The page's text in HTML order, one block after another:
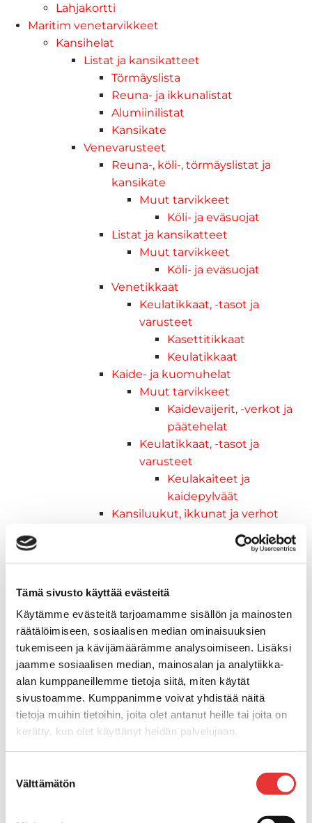
Tämä sivusto käyttää evästeitä
Käytämme evästeitä tarjoamamme sisällön ja mainosten
räätälöimiseen, sosiaalisen median ominaisuuksien
tukemiseen ja kävijämäärämme analysoimiseen. Lisäksi
jaamme sosiaalisen median, mainosalan ja analytiikka-
alan kumppaneillemme tietoja siitä, miten käytät
sivustoamme. Kumppanimme voivat yhdistää näitä
tietoja muihin tietoihin, joita olet antanut heille tai joita on
kerätty, kun olet käyttänyt heidän palvelujaan.
valinta
Välttämätön
Lahjakortti
Maritim venetarvikkeet
Kansihelat
Listat ja kansikatteet
Törmäyslista
Reuna- ja ikkunalistat
Alumiinilistat
Kansikate
Venevarusteet
Reuna-, köli-, törmäyslistat ja
kansikate
Muut tarvikkeet
Köli- ja eväsuojat
Listat ja kansikatteet
Muut tarvikkeet
Köli- ja eväsuojat
Venetikkaat
Keulatikkaat, -tasot ja
varusteet
Kasettitikkaat
Keulatikkaat
Kaide- ja kuomuhelat
Muut tarvikkeet
Kaidevaijerit, -verkot ja
päätehelat
Keulatikkaat, -tasot ja
varusteet
Keulakaiteet ja
kaidepylväät
Kansiluukut, ikkunat ja verhot
Luukut, hyttysverkot ja
Kansiluukut
Verhot
Venetikkaat
Uimatikkaat
Kasettitikkaat
Keulatikkaat
Köysitikkaat
Kiinnikkeet ja tukijalat
Kävelysillat
Muut kiinnityshelat